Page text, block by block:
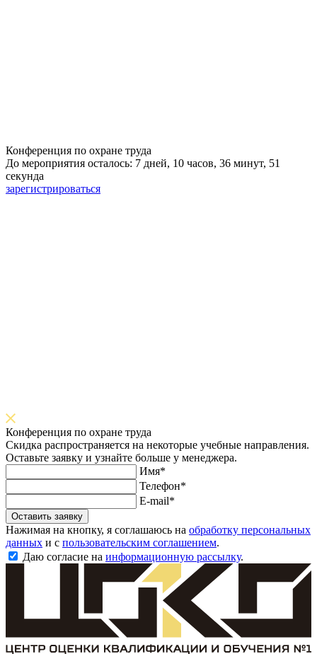
Конференция по охране труда
До мероприятия осталось: 7 дней, 10 часов, 36 минут, 50
секунд
зарегистрироваться
Конференция по охране труда
Скидка распространяется на некоторые учебные направления.
Оставьте заявку и узнайте больше у менеджера.
Имя*
Телефон*
E-mail*
Оставить заявку
Нажимая на кнопку, я соглашаюсь на обработку персональных
данных и с пользовательским соглашением.
Даю согласие на информационную рассылку.